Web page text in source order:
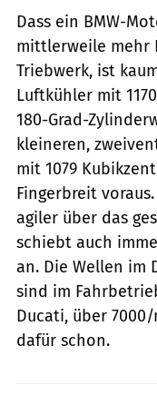
Dass ein BMW-
mittlerweile mehr
Triebwerk, ist
Luftkühler mit
180-Grad-
kleineren,
mit 1079
Fingerbreit
agiler über das
schiebt auch
an. Die Wellen im
sind im
Ducati, über
dafür schon.